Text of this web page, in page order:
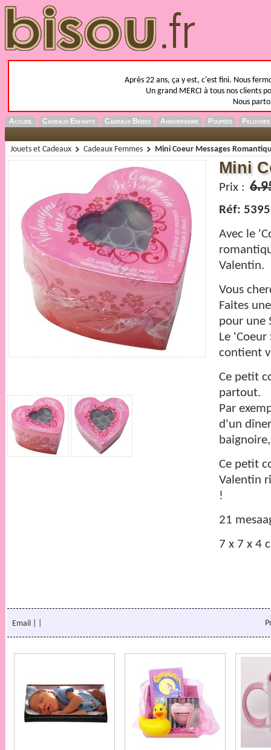
Après 22 ans, ça y est, c'est fini. Nous
Un grand MERCI à tous nos clients
Nous
Accueil Cadeaux Enfants Cadeaux Bébés Anniversaire Poupées Peluches
Jouets et Cadeaux Cadeaux Femmes Mini Coeur Messages
Mini
Prix :
Réf: 5395
Avec le '
Valentin.
Vous
Faites
pour une
Le 'Coeur
contient
Ce petit
partout.
Par
d'un
Ce petit
Valentin
!
21
7 x 7 x 4
Email